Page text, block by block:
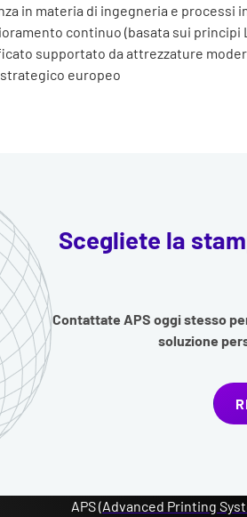
in materia di ingegneria e processi
continuo (basata sui principi
supportato da attrezzature
europeo
Scegliete la
Contattate APS oggi stesso
soluzione
APS (Advanced Printing